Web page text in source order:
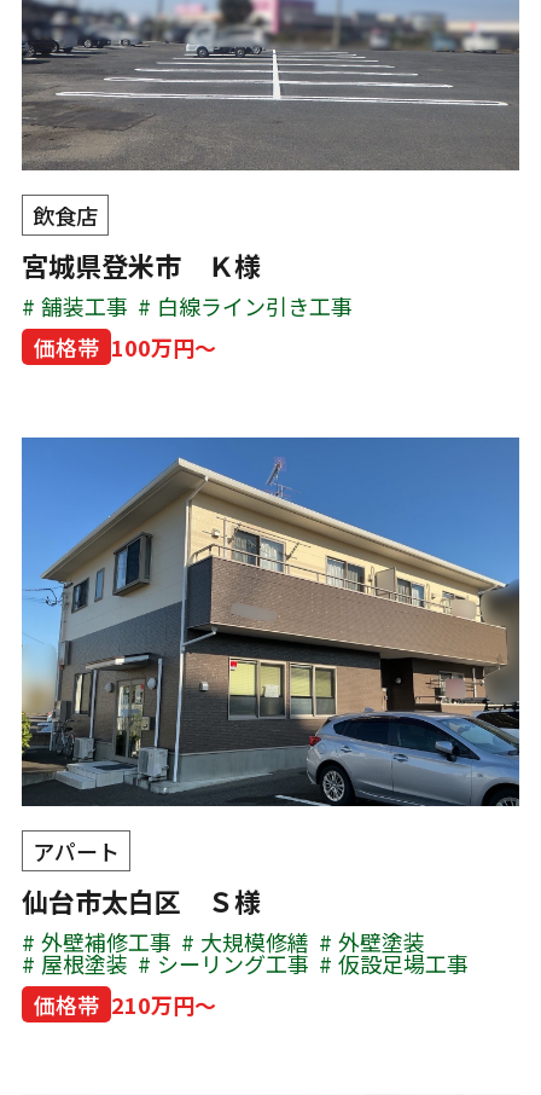
飲食店
宮城県登米市 Ｋ様
舗装工事
白線ライン引き工事
価格帯 100万円～
アパート
仙台市太白区 Ｓ様
外壁補修工事 大規模修繕 外壁塗装
屋根塗装 シーリング工事
仮設足場工事
価格帯 210万円～